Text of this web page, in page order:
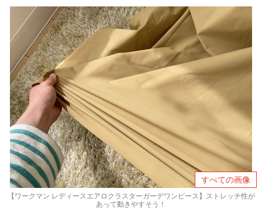
すべての画像
【ワークマン レディースエアロクラスターガーデワンピース】ストレッチ性が
あって動きやすそう！